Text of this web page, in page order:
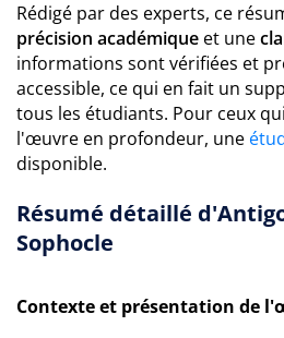
Rédigé par des experts, ce
précision académique et une
informations sont vérifiées et
accessible, ce qui en fait un
tous les étudiants. Pour ceux
l'œuvre en profondeur, une
disponible.
Résumé détaillé
Sophocle
Contexte et présentation de